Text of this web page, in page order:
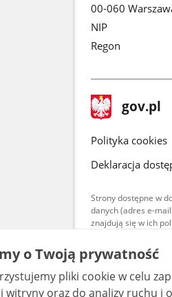
00-060
NIP
Regon
stopka
gov.pl Strona
gov.pl
gov.pl
Polityka cookies
Deklaracja
Strony dostępne w
danych (adres e-
znajdują się w ich
Treści
są
bez
o Twoją prywatność
pliki cookie w celu
oraz do analizy ruchu i